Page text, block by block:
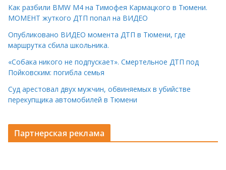
Как разбили BMW M4 на Тимофея Кармацкого в Тюмени.
МОМЕНТ жуткого ДТП попал на ВИДЕО
Опубликовано ВИДЕО момента ДТП в Тюмени, где
маршрутка сбила школьника.
«Собака никого не подпускает». Смертельное ДТП под
Пойковским: погибла семья
Суд арестовал двух мужчин, обвиняемых в убийстве
перекупщика автомобилей в Тюмени
Партнерская реклама